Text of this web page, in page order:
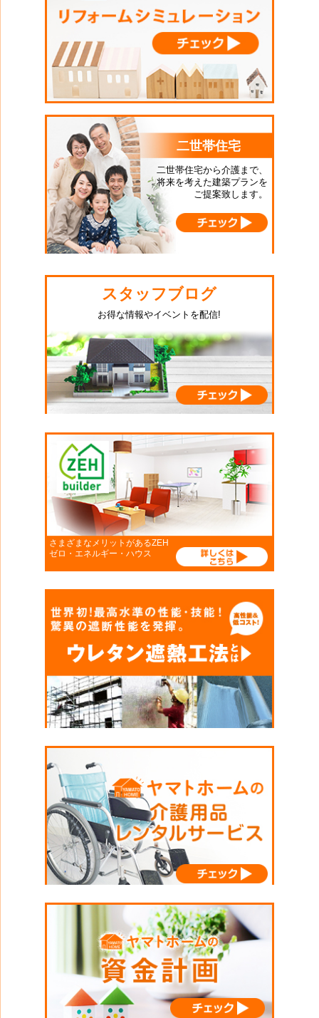
二世帯住宅
二世帯住宅から介護まで、
将来を考えた建築プランを
ご提案致します。
スタッフブログ
お得な情報やイベントを配信!
さまざまなメリットがあるZEH
ゼロ・エネルギー・ハウス